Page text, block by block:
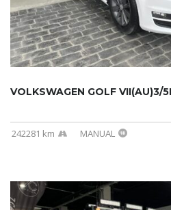
242281 km MANUAL